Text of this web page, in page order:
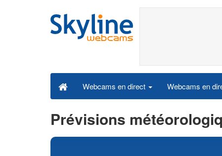
Webcams en direct Webcams en
Prévisions